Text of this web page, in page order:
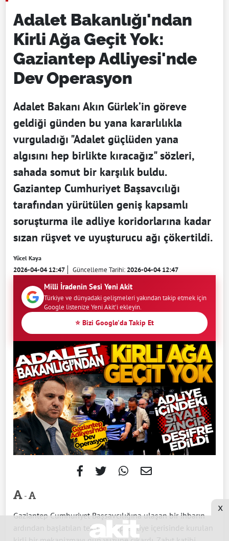
Adalet Bakanlığı'ndan
Kirli Ağa Geçit Yok:
Gaziantep Adliyesi'nde
Dev Operasyon
Adalet Bakanı Akın Gürlek’in göreve
geldiği günden bu yana kararlılıkla
vurguladığı "Adalet güçlüden yana
algısını hep birlikte kıracağız" sözleri,
sahada somut bir karşılık buldu.
Gaziantep Cumhuriyet Başsavcılığı
tarafından yürütülen geniş kapsamlı
soruşturma ile adliye koridorlarına kadar
sızan rüşvet ve uyuşturucu ağı çökertildi.
Yücel Kaya
2026-04-04 12:47 Güncelleme Tarihi:2026-04-04 12:47
Milli İradenin Sesi Yeni Akit
Türkiye ve dünyadaki gelişmeleri yakından takip etmek için
Google listenize Yeni Akit'i ekleyin.
⭐ Bizi Google'da Takip Et
-
Gaziantep Cumhuriyet Başsavcılığına ulaşan bir ihbarın
ardından başlatılan teknik takip, adliye içerisinde kurulan
x